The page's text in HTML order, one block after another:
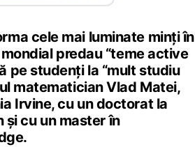
cele mai luminate minți în
predau “teme active
pe studenți la “mult studiu
matematician Vlad Matei,
Irvine, cu un doctorat la
și cu un master în